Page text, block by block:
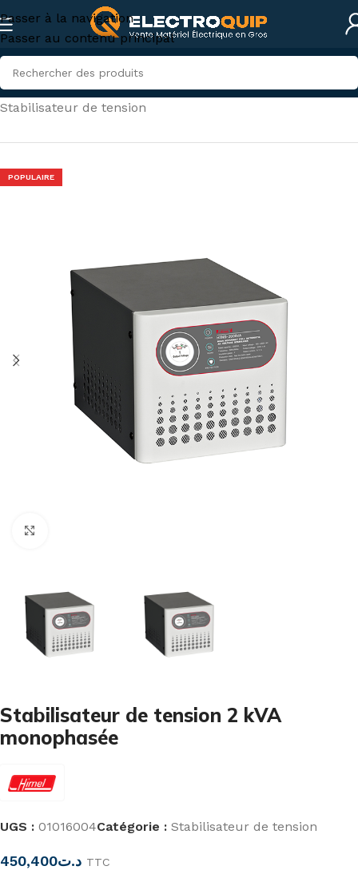
Passer à la navigation
Passer au contenu principal
Accueil/Onduleurs et Stabilisateurs/
Stabilisateur de tension
POPULAIRE
Stabilisateur de tension 2 kVA
monophasée
UGS : 01016004Catégorie : Stabilisateur de tension
د.ت450,400 TTC